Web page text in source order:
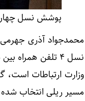
پوشش نسل
محمدجواد آذری
نسل ۴ تلفن
وزارت ارتباطات است،
مسیر ریلی انتخاب